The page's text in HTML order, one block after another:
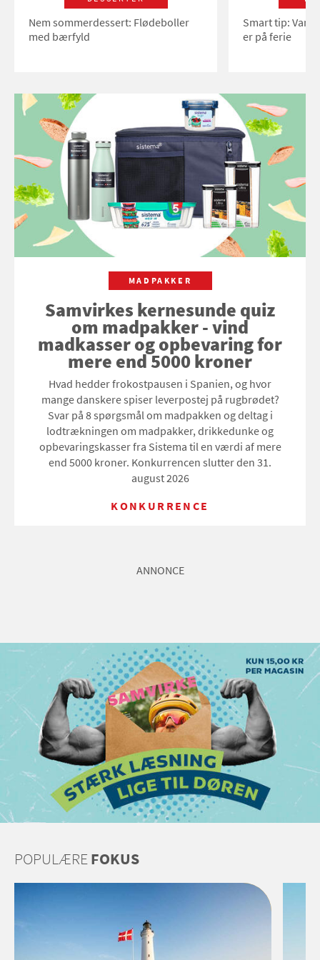
Nem sommerdessert: Flødeboller
med bærfyld
Smart tip:
er på ferie
MADPAKKER
Samvirkes kernesunde quiz
om madpakker - vind
madkasser og opbevaring for
mere end 5000 kroner
Hvad hedder frokostpausen i Spanien, og hvor
mange danskere spiser leverpostej på rugbrødet?
Svar på 8 spørgsmål om madpakken og deltag i
lodtrækningen om madpakker, drikkedunke og
opbevaringskasser fra Sistema til en værdi af mere
end 5000 kroner. Konkurrencen slutter den 31.
august 2026
KONKURRENCE
ANNONCE
POPULÆREFOKUS